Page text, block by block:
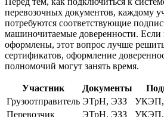
перевозочных документов, каждому
потребуются соответствующие
машиночитаемые доверенности.
оформлены, этот вопрос лучше
сертификатов, оформление
полномочий могут занять время.
Участник Документы
Грузоотправитель ЭТрН, ЭЗЗ
Перевозчик
ЭТрН, ЭЗЗ